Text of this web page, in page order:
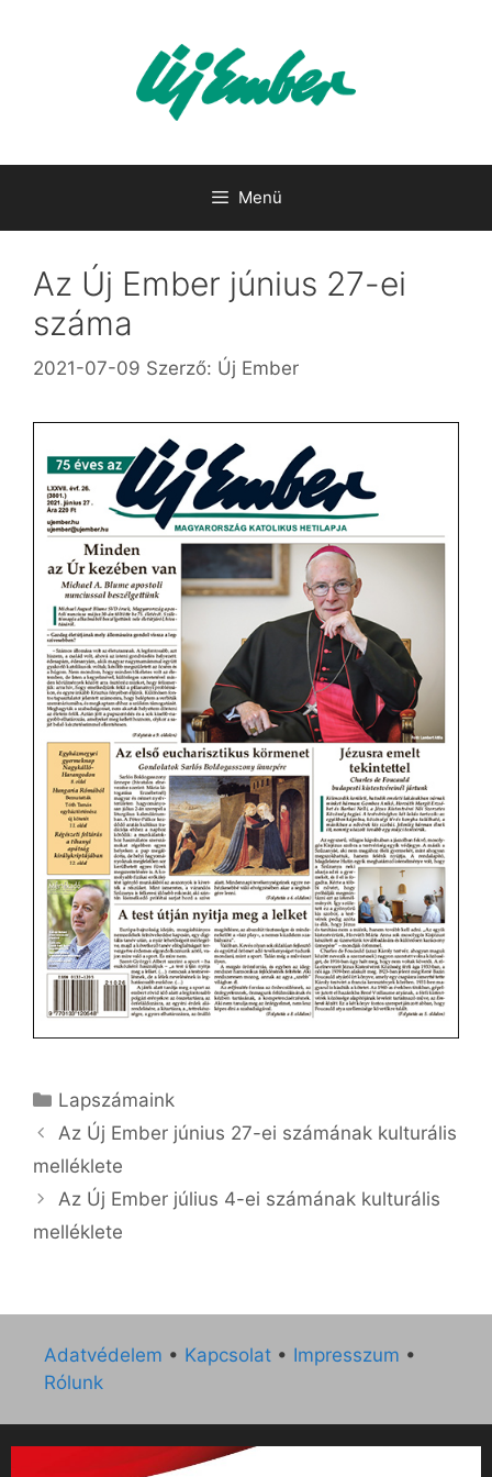
Menü
Az Új Ember június 27-ei
száma
2021-07-09 Szerző: Új Ember
Kategória
Lapszámaink
Az Új Ember június 27-ei számának kulturális
melléklete
Az Új Ember július 4-ei számának kulturális
melléklete
Adatvédelem • Kapcsolat • Impresszum •
Rólunk